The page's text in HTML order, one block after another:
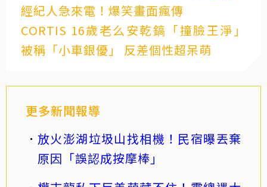
經紀人急來電！爆笑畫面瘋傳
CORTIS 16歲老么安乾鎬「撞臉王淨」
被稱「小車銀優」 反差個性超呆萌
更多新聞報導
放火澎湖垃圾山找相機！民宿曝丟棄
原因「誤認成按摩棒」